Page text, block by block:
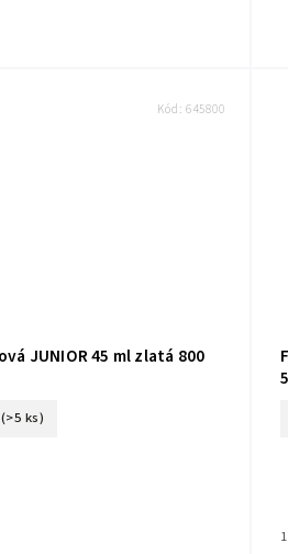
JUNIOR 45 ml zlatá 800
(>5 ks)
Kód:645800